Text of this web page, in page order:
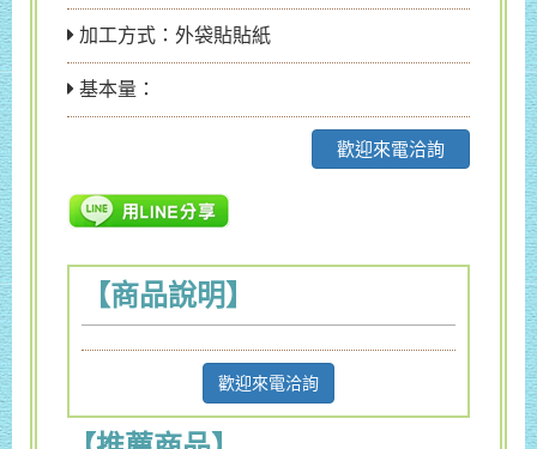
加工方式：外袋貼貼紙
基本量：
歡迎來電洽詢
【商品說明】
歡迎來電洽詢